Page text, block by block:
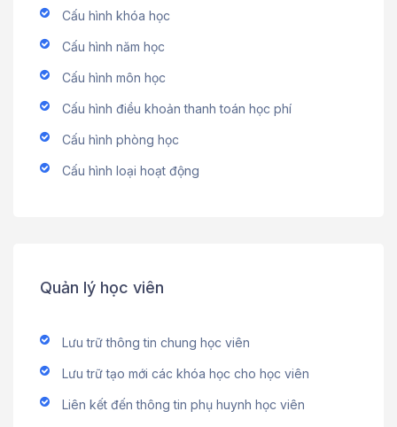
Cấu hình khóa học
Cấu hình năm học
Cấu hình môn học
Cấu hình điều khoản thanh toán học phí
Cấu hình phòng học
Cấu hình loại hoạt động
Quản lý học viên
Lưu trữ thông tin chung học viên
Lưu trữ tạo mới các khóa học cho học viên
Liên kết đến thông tin phụ huynh học viên